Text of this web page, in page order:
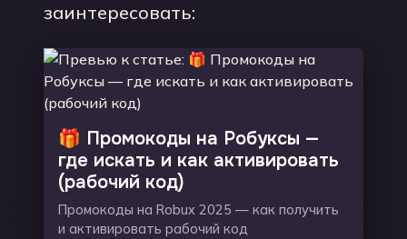
заинтересовать:
🎁 Промокоды на Робуксы —
где искать и как активировать
(рабочий код)
Промокоды на Robux 2025 — как получить
и активировать рабочий код